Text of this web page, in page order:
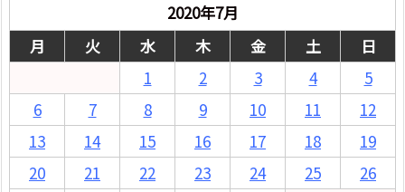
2020年7月
月
火 水 木 金 土
日
1
2 3 4
5
6
7 8 9 10 11
12
13
14 15 16 17 18
19
20
21 22 23 24 25
26